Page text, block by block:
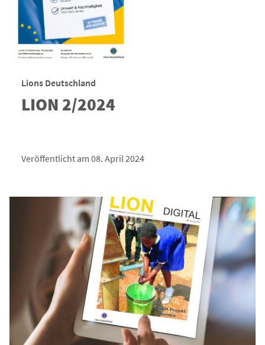
Lions Deutschland
LION 2/2024
Veröffentlicht am 08. April 2024